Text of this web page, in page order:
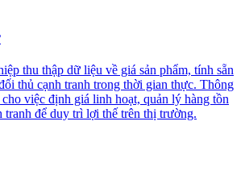
thu thập dữ liệu về giá sản phẩm, tính sẵn
thủ cạnh tranh trong thời gian thực. Thông
việc định giá linh hoạt, quản lý hàng tồn
tranh để duy trì lợi thế trên thị trường.